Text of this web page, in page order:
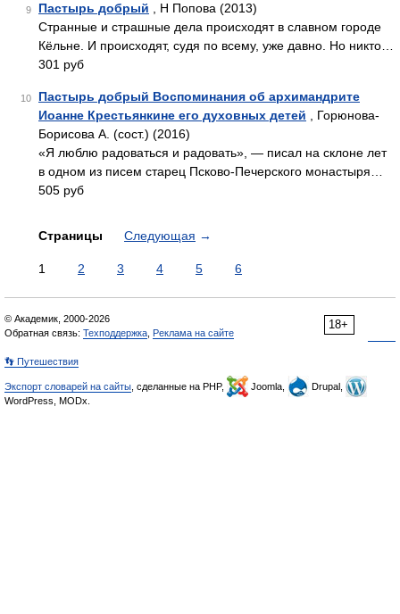
9 Пастырь добрый , Н Попова (2013)
Странные и страшные дела происходят в славном городе
Кёльне. И происходят, судя по всему, уже давно. Но никто…
301 руб
10
Пастырь добрый Воспоминания об архимандрите
Иоанне Крестьянкине его духовных детей , Горюнова-
Борисова А. (сост.) (2016)
«Я люблю радоваться и радовать», — писал на склоне лет
в одном из писем старец Псково-Печерского монастыря…
505 руб
Страницы Следующая →
1 2 3 4 5 6
18+
© Академик, 2000-2026
Обратная связь: Техподдержка Реклама на сайте
👣 Путешествия
Экспорт словарей на сайты , сделанные на PHP, Joomla,
Drupal,
WordPress, MODx.